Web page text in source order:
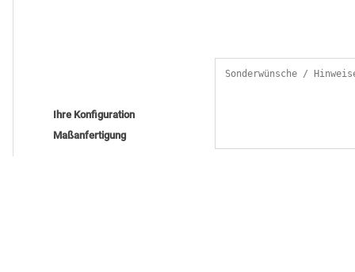
Ihre Konfiguration
Maßanfertigung